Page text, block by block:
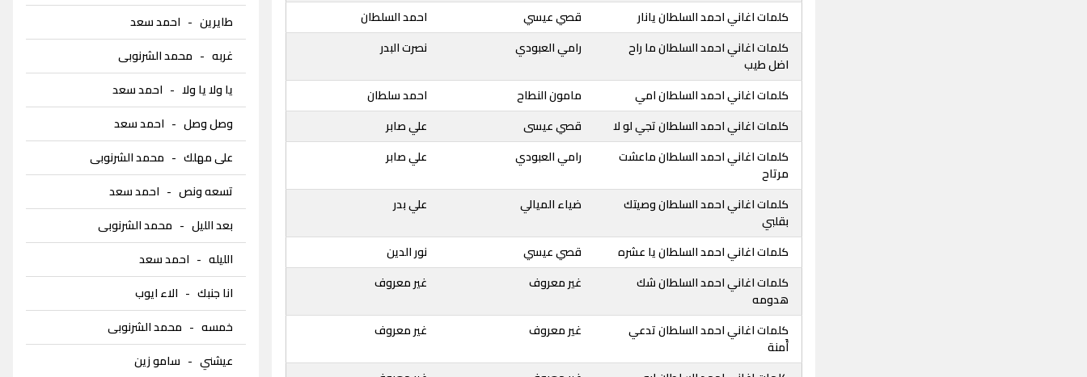
كلمات اغاني احمد السلطان يانار قصي عيسي
احمد السلطان
كلمات اغاني احمد السلطان ما راح
اضل طيب
رامي العبودي نصرت البدر
كلمات اغاني احمد السلطان امي مامون النطاح
احمد سلطان
كلمات اغاني احمد السلطان تجي لو لا
قصي عيسى
علي صابر
كلمات اغاني احمد السلطان ماعشت
مرتاح
رامي العبودي علي صابر
كلمات اغاني احمد السلطان وصيتك
بقلبي
ضياء الميالي علي بدر
كلمات اغاني احمد السلطان يا عشره قصي عيسي
نور الدين
كلمات اغاني احمد السلطان شك
هدومه
غير معروف غير معروف
كلمات اغاني احمد السلطان تدعي
أَمنة
غير معروف غير معروف
طايرين- احمد سعد
غربه- محمد الشرنوبى
يا ولا يا ولا- احمد سعد
وصل وصل- احمد سعد
على مهلك- محمد الشرنوبى
تسعه ونص- احمد سعد
بعد الليل- محمد الشرنوبى
الليله- احمد سعد
انا جنبك- الاء ايوب
خمسه- محمد الشرنوبى
عيشني- سامو زين